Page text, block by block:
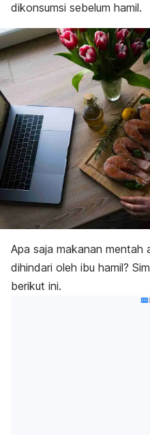
dikonsumsi sebelum hamil.
Apa saja makanan mentah
dihindari oleh ibu hamil?
berikut ini.